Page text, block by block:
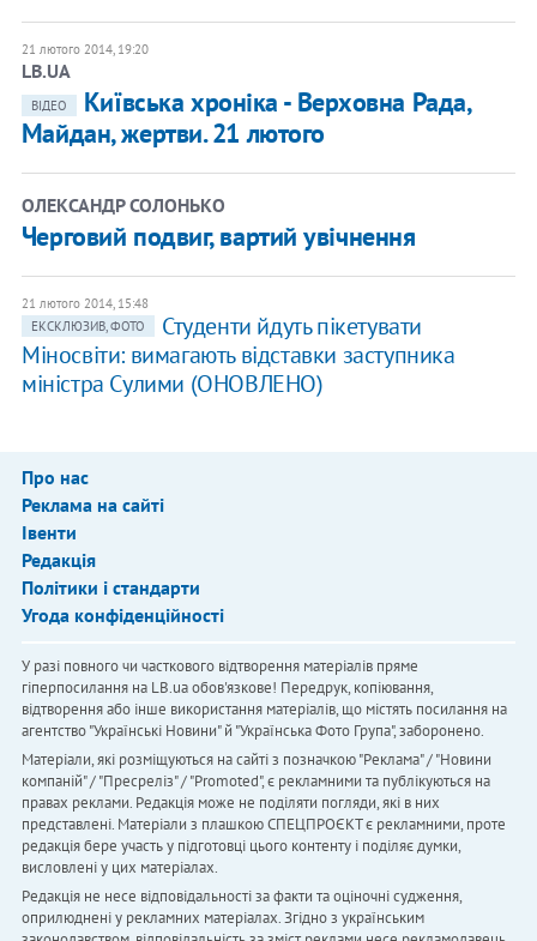
21 лютого 2014, 19:20
LB.UA
ВІДЕО
Київська хроніка - Верховна Рада,
Майдан, жертви. 21 лютого
ОЛЕКСАНДР СОЛОНЬКО
Черговий подвиг, вартий увічнення
21 лютого 2014, 15:48
ЕКСКЛЮЗИВ, ФОТО
Студенти йдуть пікетувати
Міносвіти: вимагають відставки заступника
міністра Сулими (ОНОВЛЕНО)
Про нас
Реклама на сайті
Івенти
Редакція
Політики і стандарти
Угода конфіденційності
У разі повного чи часткового відтворення матеріалів пряме
гіперпосилання на LB.ua обов'язкове! Передрук, копіювання,
відтворення або інше використання матеріалів, що містять посилання на
агентство "Українськi Новини" й "Українська Фото Група", заборонено.
Матеріали, які розміщуються на сайті з позначкою "Реклама" / "Новини
компаній" / "Пресреліз" / "Promoted", є рекламними та публікуються на
правах реклами. Редакція може не поділяти погляди, які в них
представлені. Матеріали з плашкою СПЕЦПРОЄКТ є рекламними, проте
редакція бере участь у підготовці цього контенту і поділяє думки,
висловлені у цих матеріалах.
Редакція не несе відповідальності за факти та оціночні судження,
оприлюднені у рекламних матеріалах. Згідно з українським